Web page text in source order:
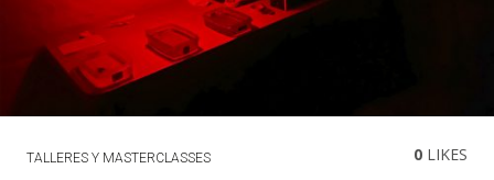
TALLERES Y MASTERCLASSES 0 LIKES